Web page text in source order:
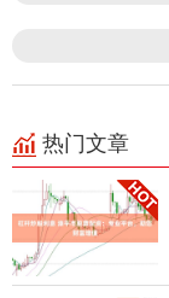
热门文章